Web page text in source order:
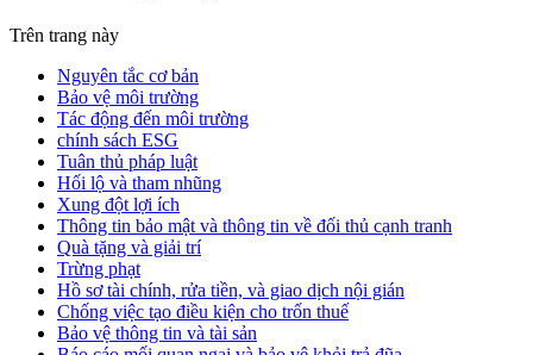
Trên trang này
Nguyên tắc cơ bản
Bảo vệ môi trường
Tác động đến môi trường
chính sách ESG
Tuân thủ pháp luật
Hối lộ và tham nhũng
Xung đột lợi ích
Thông tin bảo mật và thông tin về đối thủ cạnh tranh
Quà tặng và giải trí
Trừng phạt
Hồ sơ tài chính, rửa tiền, và giao dịch nội gián
Chống việc tạo điều kiện cho trốn thuế
Bảo vệ thông tin và tài sản